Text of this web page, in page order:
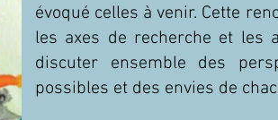
évoqué celles à venir. Cette
les axes de recherche et les
discuter ensemble des
possibles et des envies de